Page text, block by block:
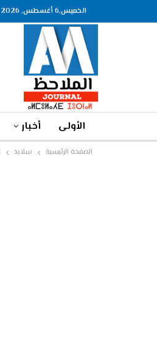
الخميس,6 أغسطس, 2026
الأولى أخبار
الصفحة الرئيسية سلايد